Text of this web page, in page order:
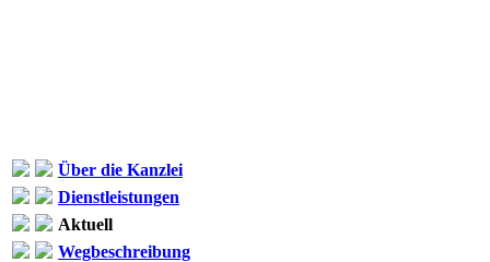
Über die Kanzlei
Dienstleistungen
Aktuell
Wegbeschreibung